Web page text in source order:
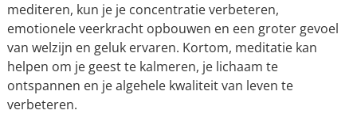
mediteren, kun je je concentratie verbeteren,
emotionele veerkracht opbouwen en een groter gevoel
van welzijn en geluk ervaren. Kortom, meditatie kan
helpen om je geest te kalmeren, je lichaam te
ontspannen en je algehele kwaliteit van leven te
verbeteren.